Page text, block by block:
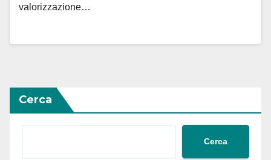
valorizzazione…
Cerca
Cerca